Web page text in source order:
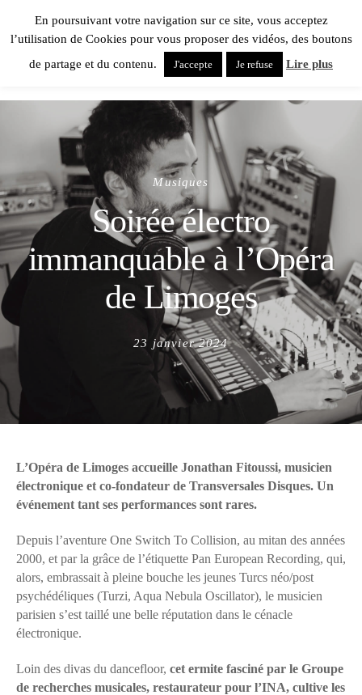
Musiques
Soirée électro
immanquable à l’Opéra
de Limoges
Posted
23 janvier 2024
L’Opéra de Limoges accueille Jonathan Fitoussi, musicien
électronique et co-fondateur de Transversales Disques. Un
événement tant ses performances sont rares.
Depuis l’aventure One Switch To Collision, au mitan des années
2000, et par la grâce de l’étiquette Pan European Recording, qui,
alors, embrassait à pleine bouche les jeunes Turcs néo/post
psychédéliques (Turzi, Aqua Nebula Oscillator), le musicien
parisien s’est taillé une belle réputation dans le cénacle
électronique.
Loin des divas du dancefloor, cet ermite fasciné par le Groupe
de recherches musicales, restaurateur pour l’INA, cultive les
En poursuivant votre navigation sur ce site, vous acceptez
l’utilisation de Cookies pour vous proposer des vidéos, des boutons
de partage et du contenu.
J'accepte Je refuse Lire plus